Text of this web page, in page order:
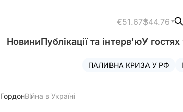
€51.67$44.76
НовиниПублікації та інтерв'юУ
ПАЛИВНА КРИЗА У РФ
ГордонВійна в Україні